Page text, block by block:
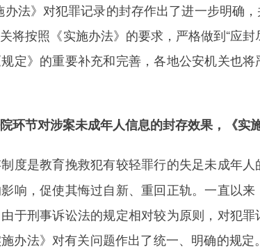
办法》对犯罪记录的封存作出了进一步明确
将按照《实施办法》的要求，严格做到“应
定》的重要补充和完善，各地公安机关也
节对涉案未成年人信息的封存效果，《实
度是教育挽救犯有较轻罪行的失足未成年
响，促使其悔过自新、重回正轨。一直以
于刑事诉讼法的规定相对较为原则，对犯
办法》对有关问题作出了统一、明确的规